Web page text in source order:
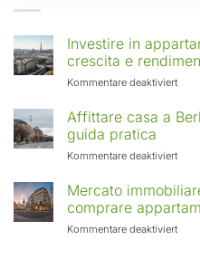
Investire in
crescita e
Kommentare deaktiviertfür
in
in
Affittare casa a
guida pratica
Kommentare deaktiviertfür
casa
a
con
Mercato
comprare
Kommentare deaktiviertfür